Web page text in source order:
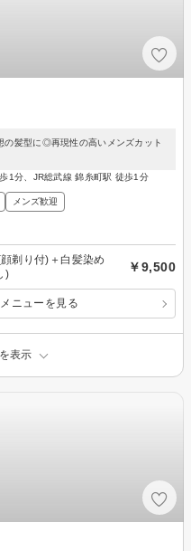
の髪型に◎再現性の高いメンズカット
1分、JR総武線 錦糸町駅 徒歩1分
メンズ歓迎
剃り付)＋白髪染め
)
￥9,500
ニューを見る
表示